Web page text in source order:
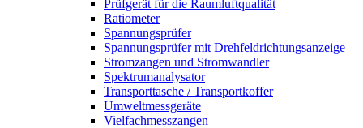
Prüfgerät für die Raumluftqualität
Ratiometer
Spannungsprüfer
Spannungsprüfer mit Drehfeldrichtungsanzeige
Stromzangen und Stromwandler
Spektrumanalysator
Transporttasche / Transportkoffer
Umweltmessgeräte
Vielfachmesszangen